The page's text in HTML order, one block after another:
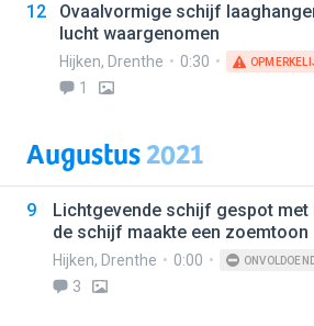
12
Ovaalvormige schijf
lucht waargenomen
Hijken, Drenthe 0:30
1
Augustus2021
9
Lichtgevende schijf gespot
de schijf maakte een zoemtoon
Hijken, Drenthe 0:00
3